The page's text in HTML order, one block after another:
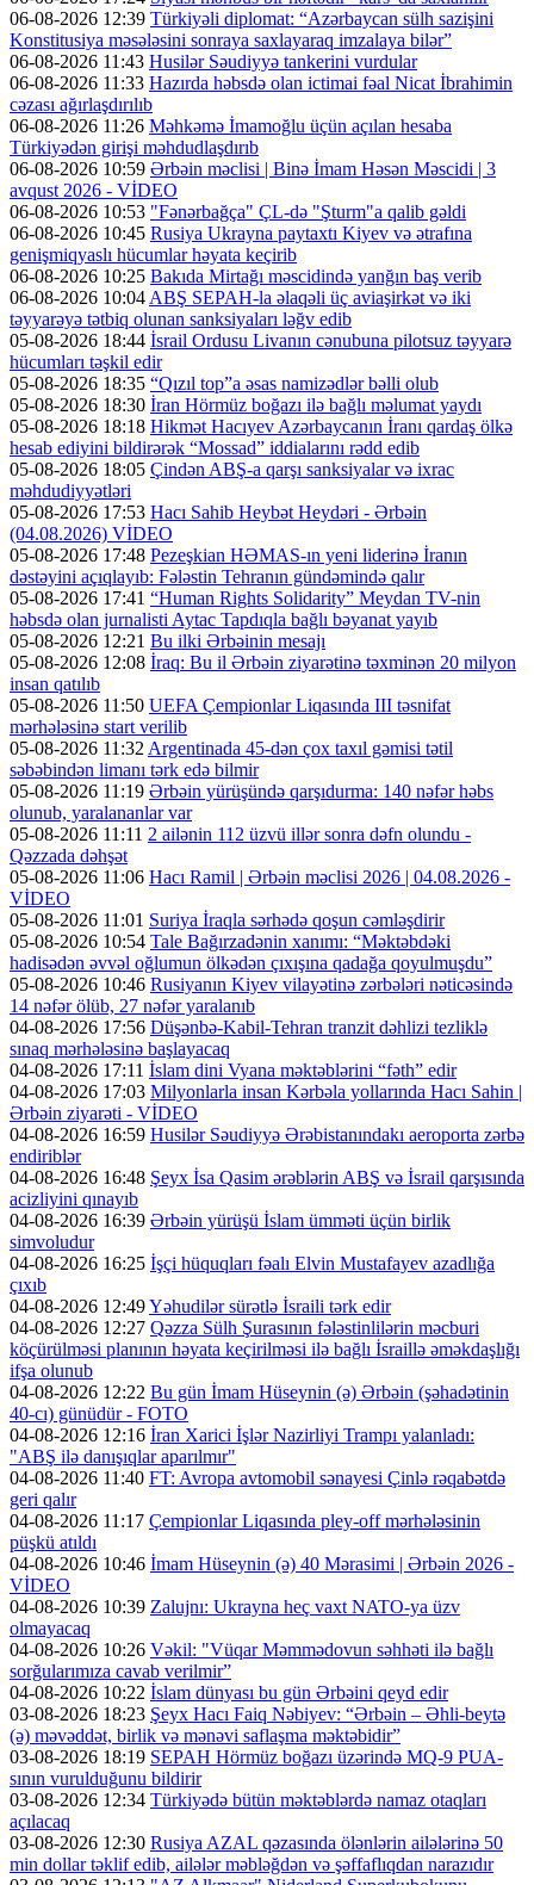
06-08-2026 12:39 Türkiyəli diplomat: “Azərbaycan sülh sazişini
Konstitusiya məsələsini sonraya saxlayaraq imzalaya bilər”
06-08-2026 11:43 Husilər Səudiyyə tankerini vurdular
06-08-2026 11:33 Hazırda həbsdə olan ictimai fəal Nicat İbrahimin
cəzası ağırlaşdırılıb
06-08-2026 11:26 Məhkəmə İmamoğlu üçün açılan hesaba
Türkiyədən girişi məhdudlaşdırıb
06-08-2026 10:59 Ərbəin məclisi | Binə İmam Həsən Məscidi | 3
avqust 2026 - VİDEO
06-08-2026 10:53 "Fənərbağça" ÇL-də "Şturm"a qalib gəldi
06-08-2026 10:45 Rusiya Ukrayna paytaxtı Kiyev və ətrafına
genişmiqyaslı hücumlar həyata keçirib
06-08-2026 10:25 Bakıda Mirtağı məscidində yanğın baş verib
06-08-2026 10:04 ABŞ SEPAH-la əlaqəli üç aviaşirkət və iki
təyyarəyə tətbiq olunan sanksiyaları ləğv edib
05-08-2026 18:44 İsrail Ordusu Livanın cənubuna pilotsuz təyyarə
hücumları təşkil edir
05-08-2026 18:35 “Qızıl top”a əsas namizədlər bəlli olub
05-08-2026 18:30 İran Hörmüz boğazı ilə bağlı məlumat yaydı
05-08-2026 18:18 Hikmət Hacıyev Azərbaycanın İranı qardaş ölkə
hesab ediyini bildirərək “Mossad” iddialarını rədd edib
05-08-2026 18:05 Çindən ABŞ-a qarşı sanksiyalar və ixrac
məhdudiyyətləri
05-08-2026 17:53 Hacı Sahib Heybət Heydəri - Ərbəin
(04.08.2026) VİDEO
05-08-2026 17:48 Pezeşkian HƏMAS-ın yeni liderinə İranın
dəstəyini açıqlayıb: Fələstin Tehranın gündəmində qalır
05-08-2026 17:41 “Human Rights Solidarity” Meydan TV-nin
həbsdə olan jurnalisti Aytac Tapdıqla bağlı bəyanat yayıb
05-08-2026 12:21 Bu ilki Ərbəinin mesajı
05-08-2026 12:08 İraq: Bu il Ərbəin ziyarətinə təxminən 20 milyon
insan qatılıb
05-08-2026 11:50 UEFA Çempionlar Liqasında III təsnifat
mərhələsinə start verilib
05-08-2026 11:32 Argentinada 45-dən çox taxıl gəmisi tətil
səbəbindən limanı tərk edə bilmir
05-08-2026 11:19 Ərbəin yürüşündə qarşıdurma: 140 nəfər həbs
olunub, yaralananlar var
05-08-2026 11:11 2 ailənin 112 üzvü illər sonra dəfn olundu -
Qəzzada dəhşət
05-08-2026 11:06 Hacı Ramil | Ərbəin məclisi 2026 | 04.08.2026 -
VİDEO
05-08-2026 11:01 Suriya İraqla sərhədə qoşun cəmləşdirir
05-08-2026 10:54 Tale Bağırzadənin xanımı: “Məktəbdəki
hadisədən əvvəl oğlumun ölkədən çıxışına qadağa qoyulmuşdu”
05-08-2026 10:46 Rusiyanın Kiyev vilayətinə zərbələri nəticəsində
14 nəfər ölüb, 27 nəfər yaralanıb
04-08-2026 17:56 Düşənbə-Kabil-Tehran tranzit dəhlizi tezliklə
sınaq mərhələsinə başlayacaq
04-08-2026 17:11 İslam dini Vyana məktəblərini “fəth” edir
04-08-2026 17:03 Milyonlarla insan Kərbəla yollarında Hacı Sahin |
Ərbəin ziyarəti - VİDEO
04-08-2026 16:59 Husilər Səudiyyə Ərəbistanındakı aeroporta zərbə
endiriblər
04-08-2026 16:48 Şeyx İsa Qasim ərəblərin ABŞ və İsrail qarşısında
acizliyini qınayıb
04-08-2026 16:39 Ərbəin yürüşü İslam ümməti üçün birlik
simvoludur
04-08-2026 16:25 İşçi hüquqları fəalı Elvin Mustafayev azadlığa
çıxıb
04-08-2026 12:49Yəhudilər sürətlə İsraili tərk edir
04-08-2026 12:27 Qəzza Sülh Şurasının fələstinlilərin məcburi
köçürülməsi planının həyata keçirilməsi ilə bağlı İsraillə əməkdaşlığı
ifşa olunub
04-08-2026 12:22 Bu gün İmam Hüseynin (ə) Ərbəin (şəhadətinin
40-cı) günüdür - FOTO
04-08-2026 12:16 İran Xarici İşlər Nazirliyi Trampı yalanladı:
"ABŞ ilə danışıqlar aparılmır"
04-08-2026 11:40 FT: Avropa avtomobil sənayesi Çinlə rəqabətdə
geri qalır
04-08-2026 11:17 Çempionlar Liqasında pley-off mərhələsinin
püşkü atıldı
04-08-2026 10:46 İmam Hüseynin (ə) 40 Mərasimi | Ərbəin 2026 -
VİDEO
04-08-2026 10:39 Zalujnı: Ukrayna heç vaxt NATO-ya üzv
olmayacaq
04-08-2026 10:26 Vəkil: "Vüqar Məmmədovun səhhəti ilə bağlı
sorğularımıza cavab verilmir”
04-08-2026 10:22 İslam dünyası bu gün Ərbəini qeyd edir
03-08-2026 18:23 Şeyx Hacı Faiq Nəbiyev: “Ərbəin – Əhli-beytə
(ə) məvəddət, birlik və mənəvi saflaşma məktəbidir”
03-08-2026 18:19 SEPAH Hörmüz boğazı üzərində MQ-9 PUA-
sının vurulduğunu bildirir
03-08-2026 12:34 Türkiyədə bütün məktəblərdə namaz otaqları
açılacaq
03-08-2026 12:30 Rusiya AZAL qəzasında ölənlərin ailələrinə 50
min dollar təklif edib, ailələr məbləğdən və şəffaflıqdan narazıdır